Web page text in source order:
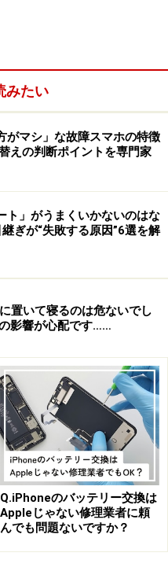
まで操作ができなくなる
短くなれば、どんな場面
ームをプレイしていると
も中断を余儀なくされま
定になりますので、使用
。
きるのは、「Face ID」
アップデートしている
との距離」について
新の内容をご確認くださ
面表示、操作方法が異なる可
用品をチェック！
商品をチェック！
みたい
がマシ」な故障スマホの特徴
えの判断ポイントを専門家
ト」がうまくいかないのはな
ぎが“失敗する原因”6選を解
置いて寝るのは危ないでし
影響が心配です……
Q.iPhoneのバッテリー交換は
Appleじゃない修理業者に頼
んでも問題ないですか？